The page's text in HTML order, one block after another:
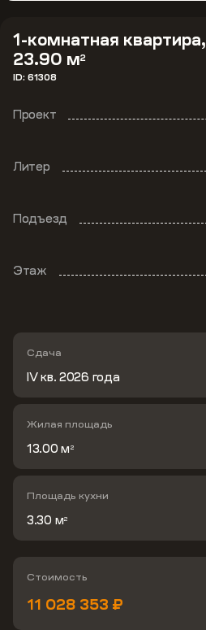
1-комнатная квартира,
23.90 м2
ID: 61308
Проект
Литер
Подъезд
Этаж
Сдача
IV кв. 2026 года
Жилая площадь
13.00 м 2
Площадь кухни
3.30 м2
Стоимость
11 028 353 ₽